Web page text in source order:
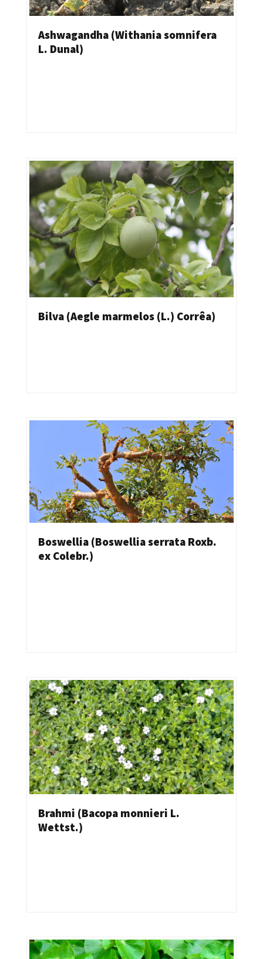
Ashwagandha (Withania somnifera
L. Dunal)
Bilva (Aegle marmelos (L.) Corrêa)
Boswellia (Boswellia serrata Roxb.
ex Colebr.)
Brahmi (Bacopa monnieri L.
Wettst.)